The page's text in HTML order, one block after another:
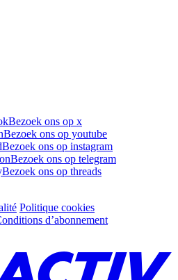
Bezoek ons op x
Bezoek ons op youtube
Bezoek ons op instagram
Bezoek ons op telegram
Bezoek ons op threads
Politique cookies
d’abonnement